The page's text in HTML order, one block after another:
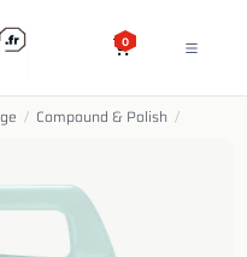
0
/ Compound & Polish /